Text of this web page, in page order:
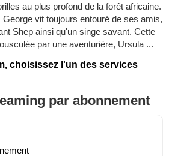
au plus profond de la forêt africaine.
vit toujours entouré de ses amis,
Shep ainsi qu'un singe savant. Cette
par une aventurière, Ursula ...
choisissez l'un des services
par abonnement